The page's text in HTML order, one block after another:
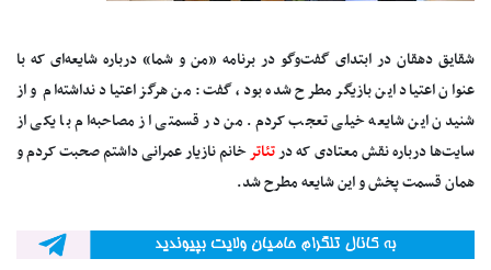
شقایق دهقان در ابتدای گفت‌وگو در برنامه «من و شما» درباره شایعه‌ای که با
عنوان اعتیاد این بازیگر مطرح شده بود، گفت: من هرگز اعتیاد نداشته‌ام و از
شنیدن این شایعه خیلی تعجب کردم. من در قسمتی از مصاحبه‌ام با یکی از
سایت‌ها درباره نقش معتادی که درتئاترخانم نازیار عمرانی داشتم صحبت کردم و
همان قسمت پخش و این شایعه مطرح شد.